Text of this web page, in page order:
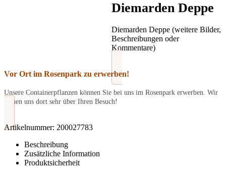
Diemarden Deppe
Diemarden Deppe (weitere Bilder,
Beschreibungen oder
Kommentare)
Vor Ort im Rosenpark zu erwerben!
Unsere Containerpflanzen können Sie bei uns im Rosenpark erwerben. Wir
freuen uns dort sehr über Ihren Besuch!
Artikelnummer: 200027783
Beschreibung
Zusätzliche Information
Produktsicherheit